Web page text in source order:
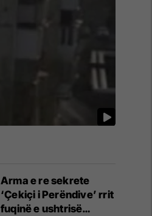
Arma e re sekrete
‘Çekiçi i Perëndive’ rrit
fuqinë e ushtrisë